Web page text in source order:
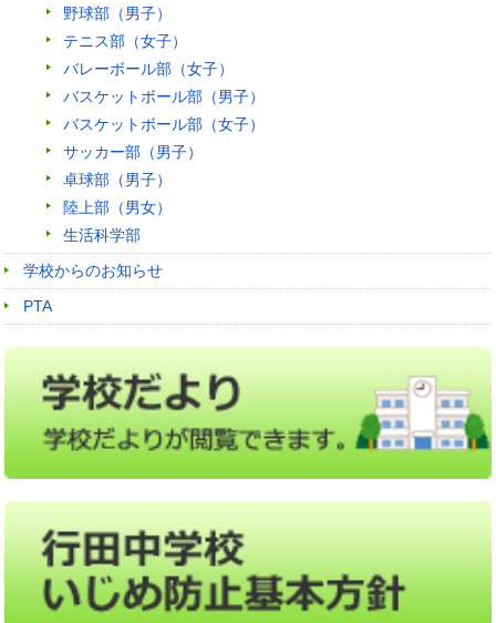
野球部（男子）
テニス部（女子）
バレーボール部（女子）
バスケットボール部（男子）
バスケットボール部（女子）
サッカー部（男子）
卓球部（男子）
陸上部（男女）
生活科学部
学校からのお知らせ
PTA